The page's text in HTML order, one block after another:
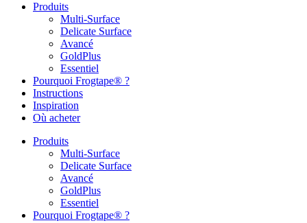
Produits
Multi-Surface
Delicate Surface
Avancé
GoldPlus
Essentiel
Pourquoi Frogtape® ?
Instructions
Inspiration
Où acheter
Produits
Multi-Surface
Delicate Surface
Avancé
GoldPlus
Essentiel
Pourquoi Frogtape® ?